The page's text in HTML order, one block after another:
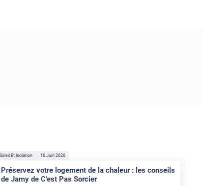
Soleil Et Isolation 16 Juin 2026
Préservez votre logement de la chaleur : les conseils
de Jamy de C'est Pas Sorcier